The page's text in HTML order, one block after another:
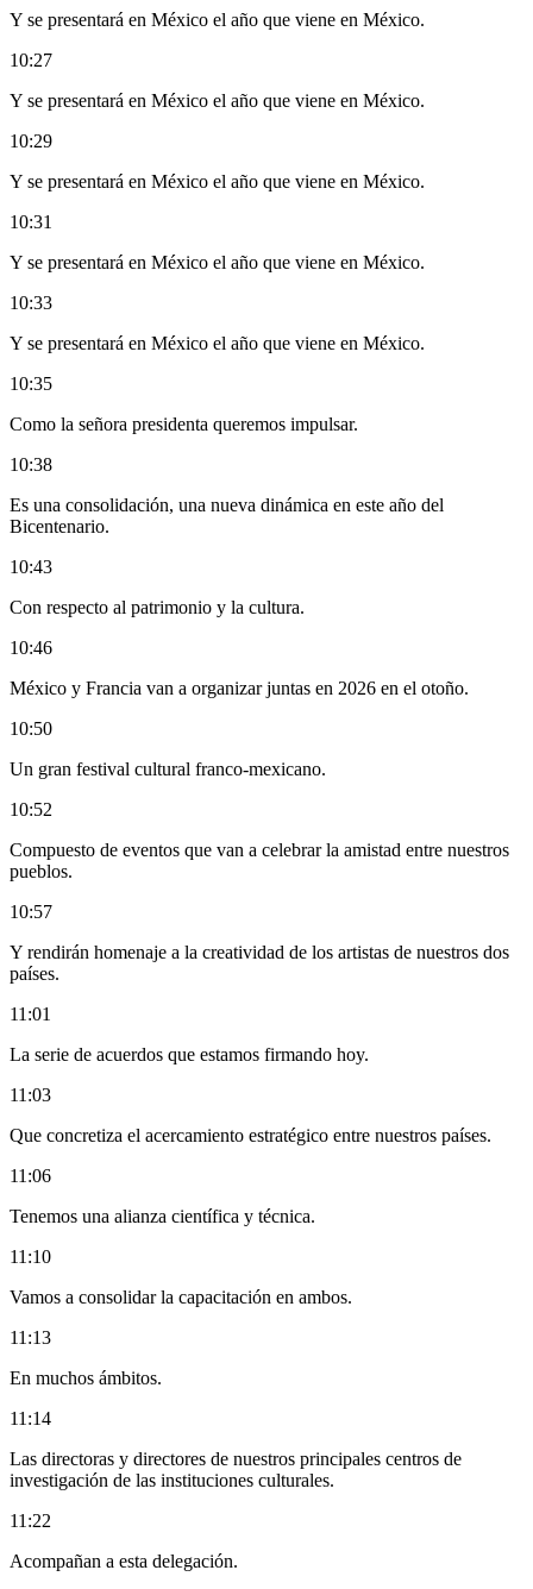
Y se presentará en México el año que viene en México.
10:27
Y se presentará en México el año que viene en México.
10:29
Y se presentará en México el año que viene en México.
10:31
Y se presentará en México el año que viene en México.
10:33
Y se presentará en México el año que viene en México.
10:35
Como la señora presidenta queremos impulsar.
10:38
Es una consolidación, una nueva dinámica en este año del
Bicentenario.
10:43
Con respecto al patrimonio y la cultura.
10:46
México y Francia van a organizar juntas en 2026 en el otoño.
10:50
Un gran festival cultural franco-mexicano.
10:52
Compuesto de eventos que van a celebrar la amistad entre nuestros
pueblos.
10:57
Y rendirán homenaje a la creatividad de los artistas de nuestros dos
países.
11:01
La serie de acuerdos que estamos firmando hoy.
11:03
Que concretiza el acercamiento estratégico entre nuestros países.
11:06
Tenemos una alianza científica y técnica.
11:10
Vamos a consolidar la capacitación en ambos.
11:13
En muchos ámbitos.
11:14
Las directoras y directores de nuestros principales centros de
investigación de las instituciones culturales.
11:22
Acompañan a esta delegación.